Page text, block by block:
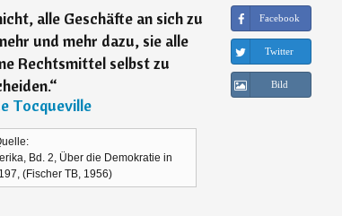
alle Geschäfte an sich zu
und mehr dazu, sie alle
Rechtsmittel selbst zu
“
Tocqueville
Bd. 2, Über die Demokratie in
(Fischer TB, 1956)
Facebook
Twitter
Bild